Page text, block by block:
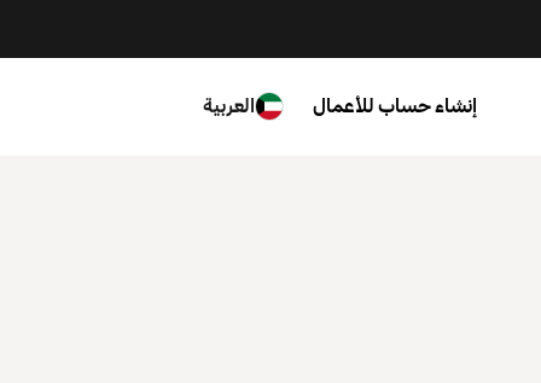
إنشاء حساب للأعمال العربية